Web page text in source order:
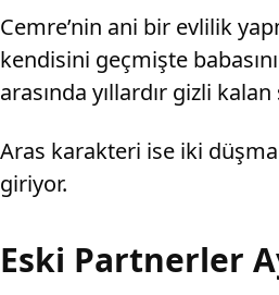
Cemre’nin ani bir evlilik
kendisini geçmişte
arasında yıllardır gizli kalan
Aras karakteri ise iki
giriyor.
Eski Partnerler